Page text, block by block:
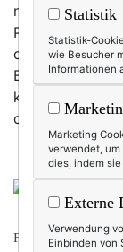
noch mal
Paar
durften. Nicht
Birkis stand
konnte ich
FRISCH
Statistik
Statistik-
wie Besucher
Informationen
Marketing
verwendet,
dies, indem
Externe
Verwendung
Einbinden von